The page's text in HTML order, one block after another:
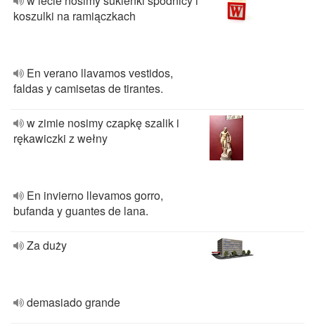
koszulki na ramiączkach
En verano llavamos vestidos,
faldas y camisetas de tirantes.
w zimie nosimy czapkę szalik i
rękawiczki z wełny
En invierno llevamos gorro,
bufanda y guantes de lana.
Za duży
demasiado grande